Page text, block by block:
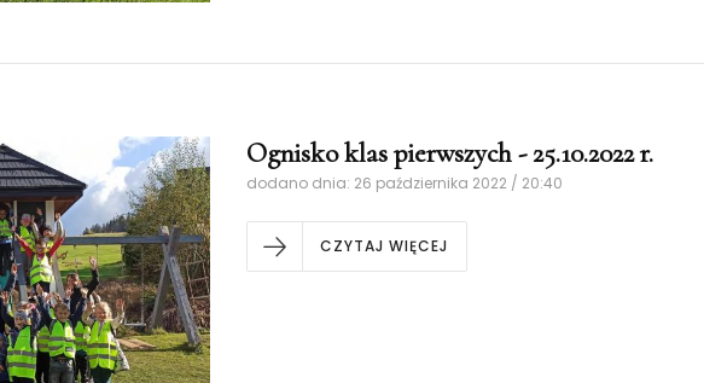
Ognisko klas pierwszych - 25.10.2022 r.
dodano dnia: 26 października 2022 / 20:40
CZYTAJ WIĘCEJ